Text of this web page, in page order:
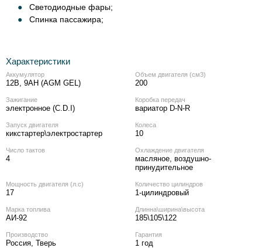
Светодиодные фары;
Спинка пассажира;
Характеристики
Аккумулятор
12В, 9AH (AGM GEL)
Объем двигателя (см3)
200
Зажигание
электронное (C.D.I)
Коробка передач
вариатор D-N-R
Запуск двигателя
кикстартер\электростартер
Колеса
10
Число тактов
4
Охлаждение двигателя
масляное, воздушно-
принудительное
Мощность двигателя (л.с)
17
Количество цилиндров
1-цилиндровый
Марка топлива
АИ-92
Длинна\ширина\высота
185\105\122
Производство
Россия, Тверь
Гарантия
1 год